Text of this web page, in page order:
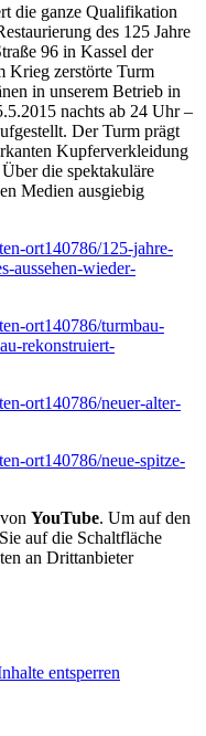
die ganze Qualifikation
des 125 Jahre
96 in Kassel der
Krieg zerstörte Turm
in unserem Betrieb in
nachts ab 24 Uhr –
Der Turm prägt
Kupferverkleidung
die spektakuläre
Medien ausgiebig
ort140786/125-jahre-
aussehen-wieder-
ort140786/turmbau-
rekonstruiert-
ort140786/neuer-alter-
ort140786/neue-spitze-
YouTube. Um auf den
auf die Schaltfläche
an Drittanbieter
entsperren